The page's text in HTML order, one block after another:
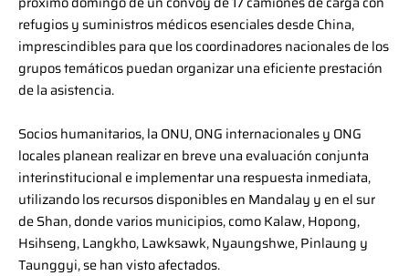
refugios y suministros médicos esenciales desde China,
imprescindibles para que los coordinadores nacionales de los
grupos temáticos puedan organizar una eficiente prestación
de la asistencia.
Socios humanitarios, la ONU, ONG internacionales y ONG
locales planean realizar en breve una evaluación conjunta
interinstitucional e implementar una respuesta inmediata,
utilizando los recursos disponibles en Mandalay y en el sur
de Shan, donde varios municipios, como Kalaw, Hopong,
Hsihseng, Langkho, Lawksawk, Nyaungshwe, Pinlaung y
Taunggyi, se han visto afectados.